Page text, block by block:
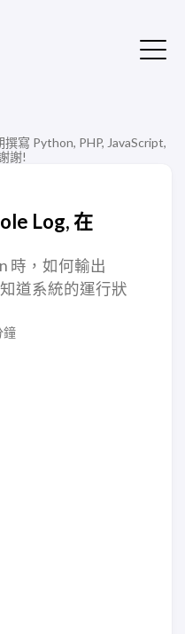
寫 Python, PHP, JavaScript,
謝!
Log, 在
時，如何輸出
道系統的運行狀
鐘